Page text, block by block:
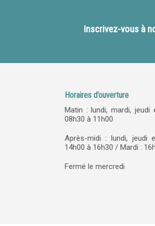
Inscrivez-vous à
Horaires d’ouverture
Matin : lundi, mardi, jeudi
08h30 à 11h00
Après-midi : lundi, jeudi
14h00 à 16h30 / Mardi :
Fermé le mercredi